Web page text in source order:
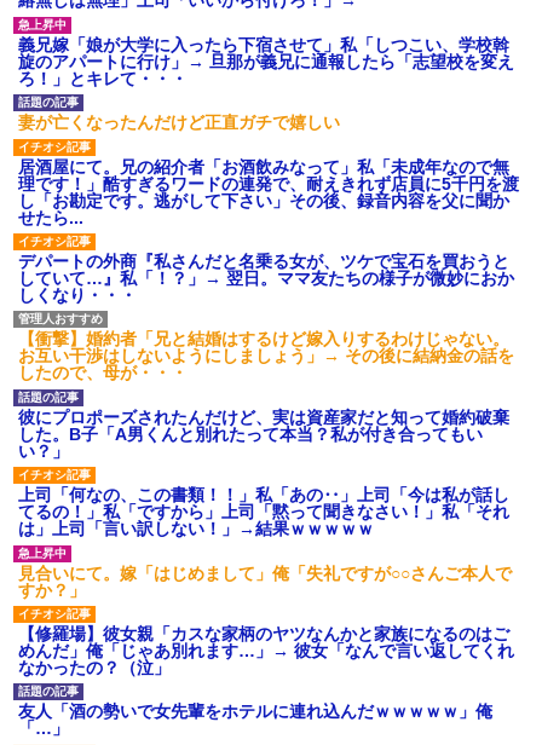
義兄嫁「娘が大学に入ったら下宿させて」私「しつこい、学校斡
旋のアパートに行け」→ 旦那が義兄に通報したら「志望校を変え
ろ！」とキレて・・・
妻が亡くなったんだけど正直ガチで嬉しい
居酒屋にて。兄の紹介者「お酒飲みなって」私「未成年なので無
理です！」酷すぎるワードの連発で、耐えきれず店員に5千円を渡
し「お勘定です。逃がして下さい」その後、録音内容を父に聞か
せたら...
デパートの外商『私さんだと名乗る女が、ツケで宝石を買おうと
していて…』私「！？」→ 翌日。ママ友たちの様子が微妙におか
しくなり・・・
【衝撃】婚約者「兄と結婚はするけど嫁入りするわけじゃない。
お互い干渉はしないようにしましょう」→ その後に結納金の話を
したので、母が・・・
彼にプロポーズされたんだけど、実は資産家だと知って婚約破棄
した。B子「A男くんと別れたって本当？私が付き合ってもい
い？」
上司「何なの、この書類！！」私「あの‥」上司「今は私が話し
てるの！」私「ですから」上司「黙って聞きなさい！」私「それ
は」上司「言い訳しない！」→結果ｗｗｗｗｗ
見合いにて。嫁「はじめまして」俺「失礼ですが○○さんご本人で
すか？」
【修羅場】彼女親「カスな家柄のヤツなんかと家族になるのはご
めんだ」俺「じゃあ別れます…」→ 彼女「なんで言い返してくれ
なかったの？（泣」
友人「酒の勢いで女先輩をホテルに連れ込んだｗｗｗｗｗ」俺
「…」